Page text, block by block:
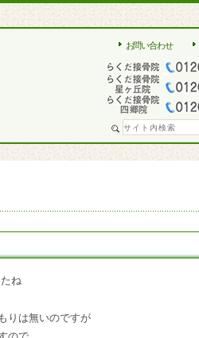
お問い合わせ
ね
りは無いのですが